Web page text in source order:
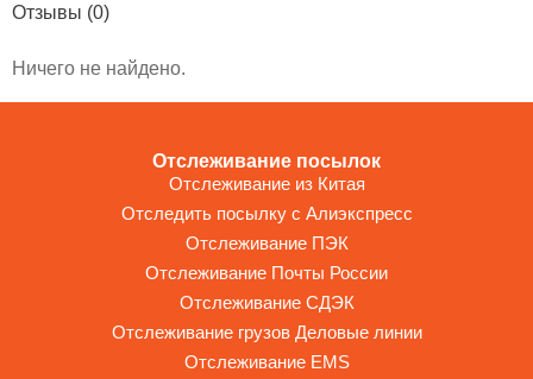
Отзывы (0)
Ничего не найдено.
Отслеживание посылок
Отслеживание из Китая
Отследить посылку с Алиэкспресс
Отслеживание ПЭК
Отслеживание Почты России
Отслеживание СДЭК
Отслеживание грузов Деловые линии
Отслеживание EMS